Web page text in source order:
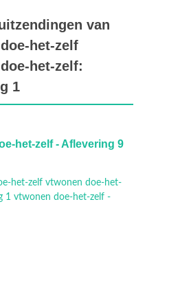
van
het-zelf
het-zelf:
1
het-zelf - Aflevering 9